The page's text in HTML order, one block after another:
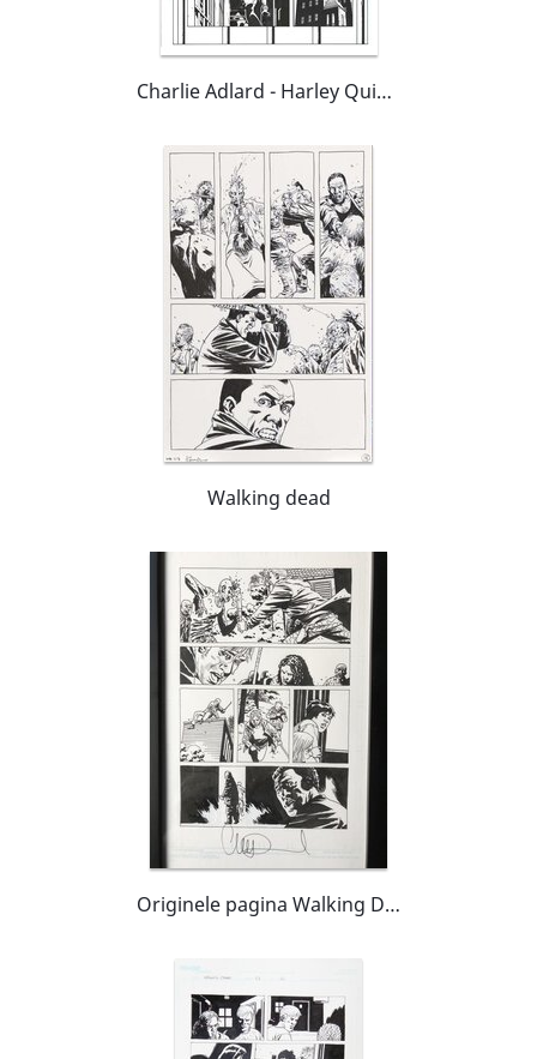
Charlie Adlard - Harley Quinn #38 page 8
Walking dead
Originele pagina Walking Dead